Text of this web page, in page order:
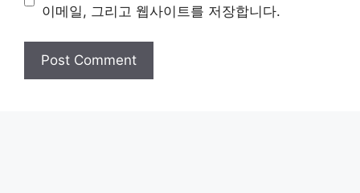
이메일, 그리고 웹사이트를 저장합니다.